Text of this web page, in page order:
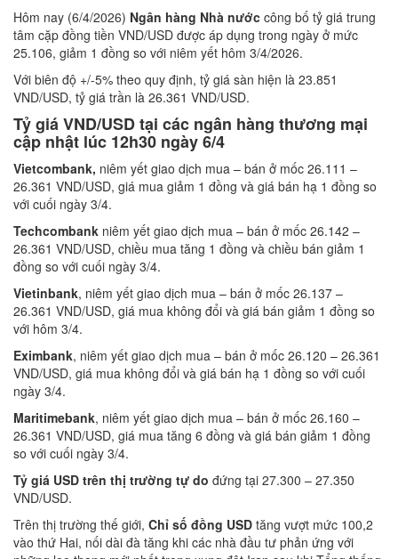
Hôm nay (6/4/2026) Ngân hàng Nhà nước công bố tỷ giá trung
tâm cặp đồng tiền VND/USD được áp dụng trong ngày ở mức
25.106, giảm 1 đồng so với niêm yết hôm 3/4/2026.
Với biên độ +/-5% theo quy định, tỷ giá sàn hiện là 23.851
VND/USD, tỷ giá trần là 26.361 VND/USD.
Tỷ giá VND/USD tại các ngân hàng thương mại
cập nhật lúc 12h30 ngày 6/4
Vietcombank, niêm yết giao dịch mua – bán ở mốc 26.111 –
26.361 VND/USD, giá mua giảm 1 đồng và giá bán hạ 1 đồng so
với cuối ngày 3/4.
Techcombank niêm yết giao dịch mua – bán ở mốc 26.142 –
26.361 VND/USD, chiều mua tăng 1 đồng và chiều bán giảm 1
đồng so với cuối ngày 3/4.
Vietinbank, niêm yết giao dịch mua – bán ở mốc 26.137 –
26.361 VND/USD, giá mua không đổi và giá bán giảm 1 đồng so
với hôm 3/4.
Eximbank, niêm yết giao dịch mua – bán ở mốc 26.120 – 26.361
VND/USD, giá mua không đổi và giá bán hạ 1 đồng so với cuối
ngày 3/4.
Maritimebank, niêm yết giao dịch mua – bán ở mốc 26.160 –
26.361 VND/USD, giá mua tăng 6 đồng và giá bán giảm 1 đồng
so với cuối ngày 3/4.
Tỷ giá USD trên thị trường tự do đứng tại 27.300 – 27.350
VND/USD.
Trên thị trường thế giới, Chỉ số đồng USD tăng vượt mức 100,2
vào thứ Hai, nối dài đà tăng khi các nhà đầu tư phản ứng với